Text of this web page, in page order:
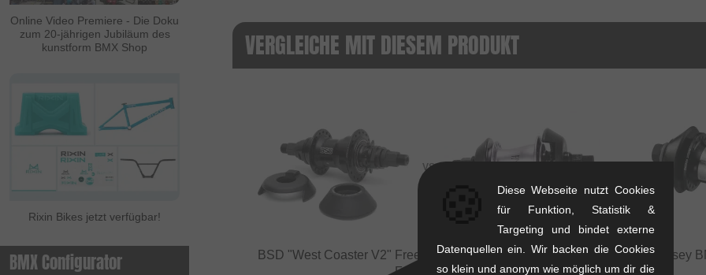
Online Video Premiere - Die Doku
zum 20-jährigen Jubiläum des
kunstform BMX Shop
Rixin Bikes jetzt verfügbar!
BMX Configurator
VERGLEICHE MIT DIESEM PRODUKT
VS
BSD "West Coaster V2" FreecoastervsFiend BMX "Cab V2"
Freecoaster
Odyssey
Diese Webseite nutzt Cookies
für Funktion, Statistik &
Targeting und bindet externe
Datenquellen ein. Wir backen die Cookies
so klein und anonym wie möglich um dir die